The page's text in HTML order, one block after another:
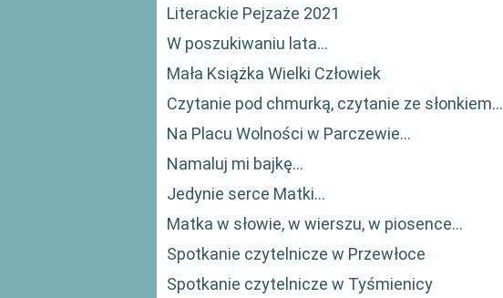
Literackie Pejzaże 2021
W poszukiwaniu lata...
Mała Książka Wielki Człowiek
Czytanie pod chmurką, czytanie ze słonkiem...
Na Placu Wolności w Parczewie...
Namaluj mi bajkę...
Jedynie serce Matki...
Matka w słowie, w wierszu, w piosence...
Spotkanie czytelnicze w Przewłoce
Spotkanie czytelnicze w Tyśmienicy